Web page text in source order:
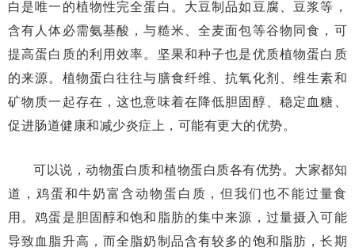
白是唯一的植物性完全蛋白。大豆制品如豆腐、豆浆等，
含有人体必需氨基酸，与糙米、全麦面包等谷物同食，可
提高蛋白质的利用效率。坚果和种子也是优质植物蛋白质
的来源。植物蛋白往往与膳食纤维、抗氧化剂、维生素和
矿物质一起存在，这也意味着在降低胆固醇、稳定血糖、
促进肠道健康和减少炎症上，可能有更大的优势。
可以说，动物蛋白质和植物蛋白质各有优势。大家都知
道，鸡蛋和牛奶富含动物蛋白质，但我们也不能过量食
用。鸡蛋是胆固醇和饱和脂肪的集中来源，过量摄入可能
导致血脂升高，而全脂奶制品含有较多的饱和脂肪，长期